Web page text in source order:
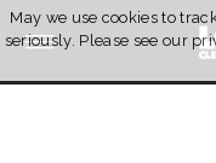
Hoppa till innehåll
May we use cookies to
seriously. Please see our